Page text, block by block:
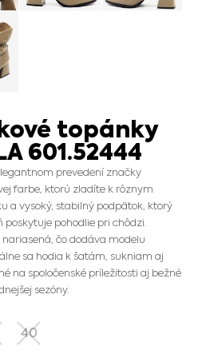
topánky
601.52444
prevedení značky
farbe, ktorú zladíte k rôznym
a vysoký, stabilný podpätok, ktorý
pohodlie pri chôdzi.
čo dodáva modelu
sa hodia k šatám, sukniam aj
na spoločenské príležitosti aj bežné
sezóny.
40